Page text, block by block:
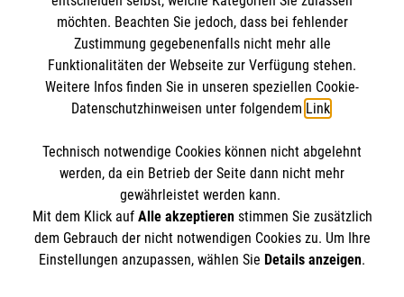
Kontakt
Malteser in Deutschland
Malteserorden
Sharepoint
Spendenkonto
Bank: Pax-Bank für Kirche und Caritas eG
IBAN: DE52 3706 0193 3000 4330 62
BIC: GENODED1PAX
So finden Sie uns
Hüttenstr. 1
66115 Saarbrücken
Der Malteser Hilfsdienst e.V. ist als eingetragene
möchten. Beachten Sie jedoch, dass bei fehlender
Zustimmung gegebenenfalls nicht mehr alle
Funktionalitäten der Webseite zur Verfügung stehen.
Weitere Infos finden Sie in unseren speziellen Cookie-
Datenschutzhinweisen unter folgendem Link.
Technisch notwendige Cookies können nicht abgelehnt
werden, da ein Betrieb der Seite dann nicht mehr
gewährleistet werden kann.
Mit dem Klick auf Alle akzeptierenstimmen Sie zusätzlich
dem Gebrauch der nicht notwendigen Cookies zu. Um Ihre
Einstellungen anzupassen, wählen Sie Details anzeigen.